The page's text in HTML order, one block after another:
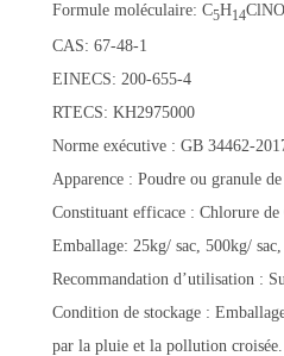
Formule moléculaire: C5H14ClNO
CAS: 67-48-1
EINECS: 200-655-4
RTECS: KH2975000
Norme exécutive : GB 34462-
Apparence : Poudre ou granule
Constituant efficace : Chlorure
Emballage: 25kg/ sac, 500kg/ sac,
Recommandation d’utilisation :
Condition de stockage :
par la pluie et la pollution croisée.